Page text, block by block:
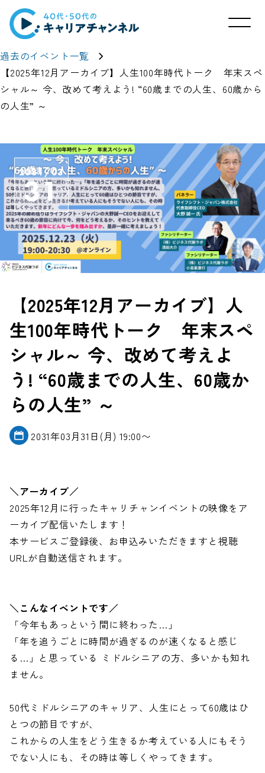
過去のイベント一覧
【2025年12月アーカイブ】人生100年時代トーク 年末スペ
シャル～ 今、改めて考えよう! “60歳までの人生、60歳から
の人生” ～
2031/03
31
【2025年12月アーカイブ】人
生100年時代トーク 年末スペ
シャル～ 今、改めて考えよ
う! “60歳までの人生、60歳か
らの人生” ～
2031年03月31日(月) 19:00〜
＼アーカイブ／
2025年12月に行ったキャリチャンイベントの映像をア
ーカイブ配信いたします！
本サービスご登録後、お申込みいただきますと視聴
URLが自動送信されます。
＼こんなイベントです／
「今年もあっという間に終わった…」
「年を追うごとに時間が過ぎるのが速くなると感じ
る…」と思っている ミドルシニアの方、多いかも知れ
ません。
50代ミドルシニアのキャリア、人生にとって60歳はひ
とつの節目ですが、
これからの人生をどう生きるか考えている人にもそう
でない人にも、その時は等しくやってきます。